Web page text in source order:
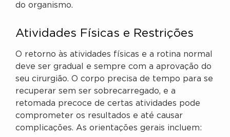
do organismo.
Atividades Físicas e Restrições
O retorno às atividades físicas e a rotina normal
deve ser gradual e sempre com a aprovação do
seu cirurgião. O corpo precisa de tempo para se
recuperar sem ser sobrecarregado, e a
retomada precoce de certas atividades pode
comprometer os resultados e até causar
complicações. As orientações gerais incluem: